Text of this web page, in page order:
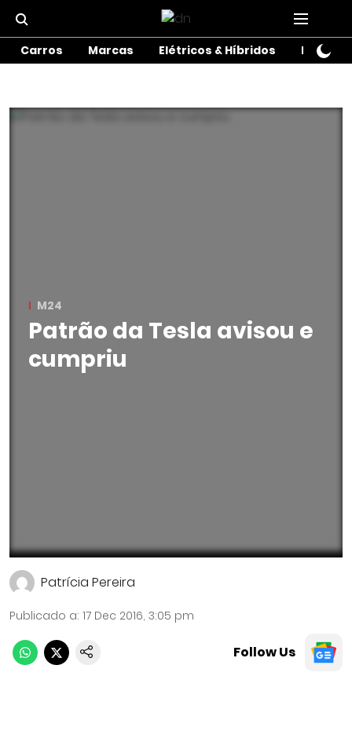
Carros Marcas Elétricos & Híbridos Motos
M24
Patrão da Tesla avisou e
cumpriu
Patrícia Pereira
Publicado a: 17 Dec 2016, 3:05 pm
Follow Us